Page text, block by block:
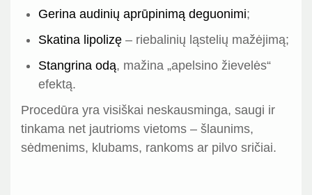
Gerina audinių aprūpinimą deguonimi;
Skatina lipolizę – riebalinių ląstelių mažėjimą;
Stangrina odą, mažina „apelsino žievelės“
efektą.
Procedūra yra visiškai neskausminga, saugi ir
tinkama net jautrioms vietoms – šlaunims,
sėdmenims, klubams, rankoms ar pilvo sričiai.